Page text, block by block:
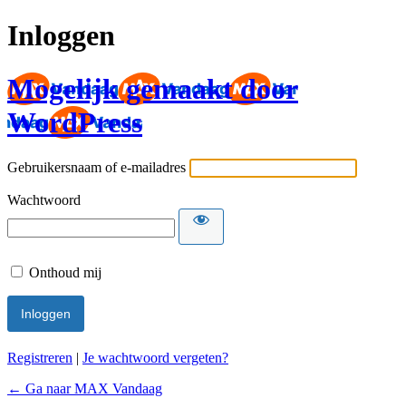
Inloggen
Mogelijk gemaakt door
WordPress
Gebruikersnaam of e-mailadres
Wachtwoord
Onthoud mij
Registreren | Je wachtwoord vergeten?
← Ga naar MAX Vandaag